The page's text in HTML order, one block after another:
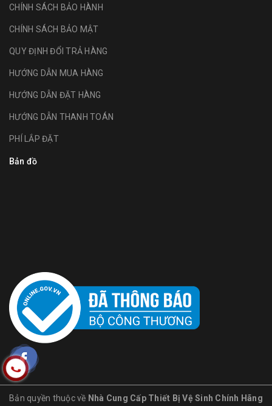
CHÍNH SÁCH BẢO HÀNH
CHÍNH SÁCH BẢO MẬT
QUY ĐỊNH ĐỔI TRẢ HÀNG
HƯỚNG DẪN MUA HÀNG
HƯỚNG DẪN ĐẶT HÀNG
HƯỚNG DẪN THANH TOÁN
PHÍ LẮP ĐẶT
Bản đồ
Bản quyền thuộc về Nhà Cung Cấp Thiết Bị Vệ Sinh Chính Hãng